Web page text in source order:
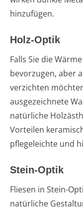
hinzufügen.
Holz-Optik
Falls Sie die
bevorzugen, aber
verzichten
ausgezeichnete
natürliche
Vorteilen
pflegeleichte und
Stein-Optik
Fliesen in Stein-
natürliche